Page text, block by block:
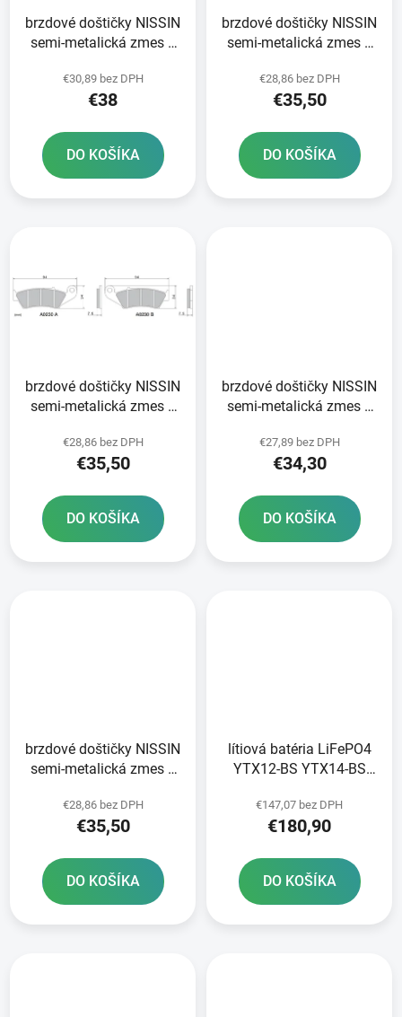
brzdové doštičky NISSIN
semi-metalická zmes 2
€30,89 bez DPH
€38
DO KOŠÍKA
brzdové doštičky NISSIN
semi-metalická zmes 2
€28,86 bez DPH
€35,50
DO KOŠÍKA
brzdové doštičky NISSIN
semi-metalická zmes 2
€28,86 bez DPH
€35,50
DO KOŠÍKA
brzdové doštičky NISSIN
semi-metalická zmes 2
€27,89 bez DPH
€34,30
DO KOŠÍKA
brzdové doštičky NISSIN
semi-metalická zmes 2
€28,86 bez DPH
€35,50
DO KOŠÍKA
lítiová batéria LiFePO4
YTX12-BS YTX14-BS
FULBAT 12V 8Ah 480A
hmotnosť 1 20 kg
€147,07 bez DPH
€180,90
DO KOŠÍKA